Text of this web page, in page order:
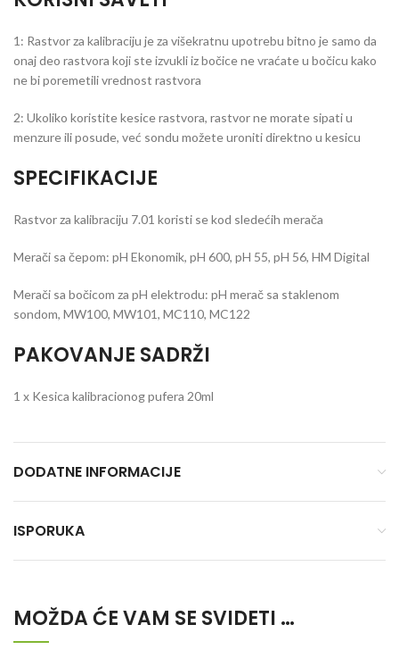
1: Rastvor za kalibraciju je za višekratnu upotrebu bitno je samo da
onaj deo rastvora koji ste izvukli iz bočice ne vraćate u bočicu kako
ne bi poremetili vrednost rastvora
2: Ukoliko koristite kesice rastvora, rastvor ne morate sipati u
menzure ili posude, već sondu možete uroniti direktno u kesicu
SPECIFIKACIJE
Rastvor za kalibraciju 7.01 koristi se kod sledećih merača
Merači sa čepom: pH Ekonomik, pH 600, pH 55, pH 56, HM Digital
Merači sa bočicom za pH elektrodu: pH merač sa staklenom
sondom, MW100, MW101, MC110, MC122
PAKOVANJE SADRŽI
1 x Kesica kalibracionog pufera 20ml
DODATNE INFORMACIJE
ISPORUKA
MOŽDA ĆE VAM SE SVIDETI …